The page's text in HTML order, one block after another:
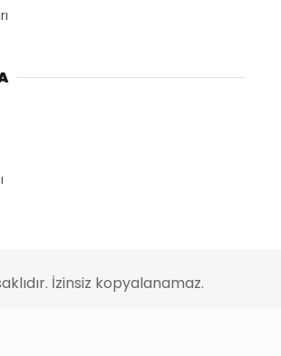
İzinsiz kopyalanamaz.